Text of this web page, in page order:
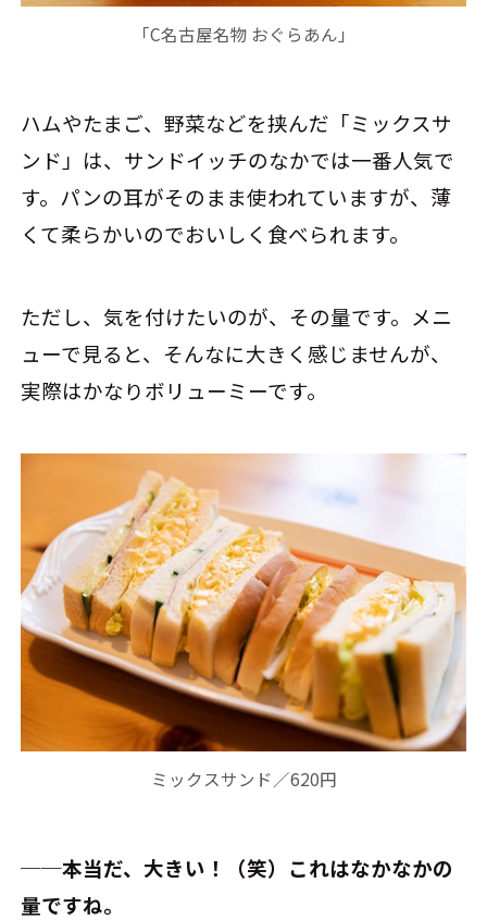
「C名古屋名物 おぐらあん」
ハムやたまご、野菜などを挟んだ「ミックスサ
ンド」は、サンドイッチのなかでは一番人気で
す。パンの耳がそのまま使われていますが、薄
くて柔らかいのでおいしく食べられます。
ただし、気を付けたいのが、その量です。メニ
ューで見ると、そんなに大きく感じませんが、
実際はかなりボリューミーです。
ミックスサンド／620円
──本当だ、大きい！（笑）これはなかなかの
量ですね。